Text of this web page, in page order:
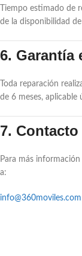
Tiempo estimado de
de la disponibilidad de
6. Garantía
Toda reparación
de 6 meses, aplicable
7. Contacto
Para más
a:
info@360moviles.com